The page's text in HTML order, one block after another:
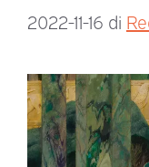
2022-11-16 di